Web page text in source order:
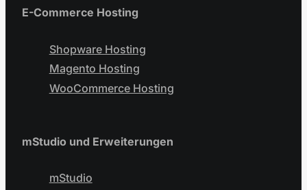
E-Commerce Hosting
Shopware Hosting
Magento Hosting
WooCommerce Hosting
mStudio und Erweiterungen
mStudio